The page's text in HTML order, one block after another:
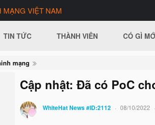
VIỆT NAM
TIN TỨC THÀNH VIÊN CÓ GÌ
mạng
Cập nhật: Đã có PoC
WhiteHat News #ID:2112 08/10/2022